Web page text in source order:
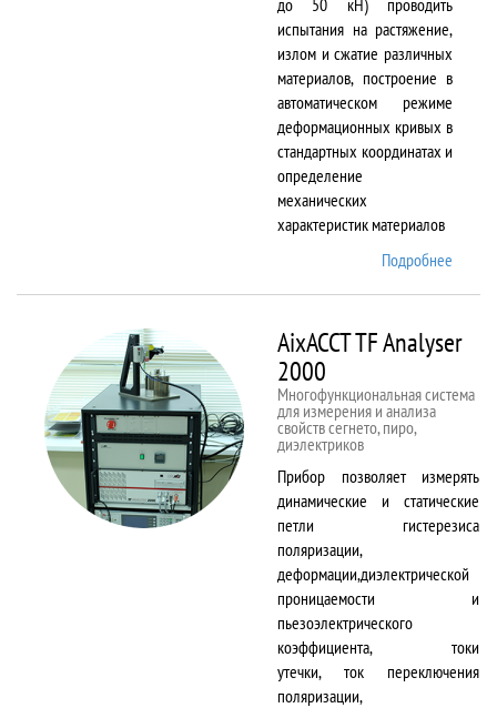
до 50 кН) проводить
испытания на растяжение,
излом и сжатие различных
материалов, построение в
автоматическом режиме
деформационных кривых в
стандартных координатах и
определение
механических
характеристик материалов
Подробнее
AixACCT TF Analyser
2000
Многофункциональная система
для измерения и анализа
свойств сегнето, пиро,
диэлектриков
Прибор позволяет измерять
динамические и статические
петли гистерезиса
поляризации,
деформации,диэлектрической
проницаемости и
пьезоэлектрического
коэффициента, токи
утечки, ток переключения
поляризации,